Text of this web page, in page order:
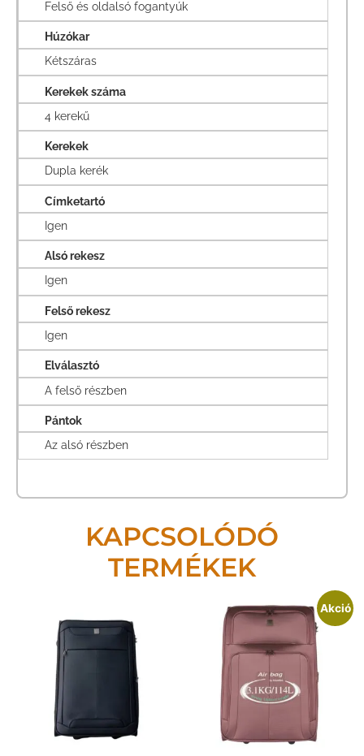
Felső és oldalsó fogantyúk
Húzókar
Kétszáras
Kerekek száma
4 kerekű
Kerekek
Dupla kerék
Címketartó
Igen
Alsó rekesz
Igen
Felső rekesz
Igen
Elválasztó
A felső részben
Pántok
Az alsó részben
KAPCSOLÓDÓ
TERMÉKEK
Akció